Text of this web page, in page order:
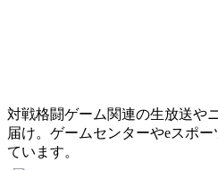
対戦格闘ゲーム関連の生放送や
届け。ゲームセンターやeスポ
ています。